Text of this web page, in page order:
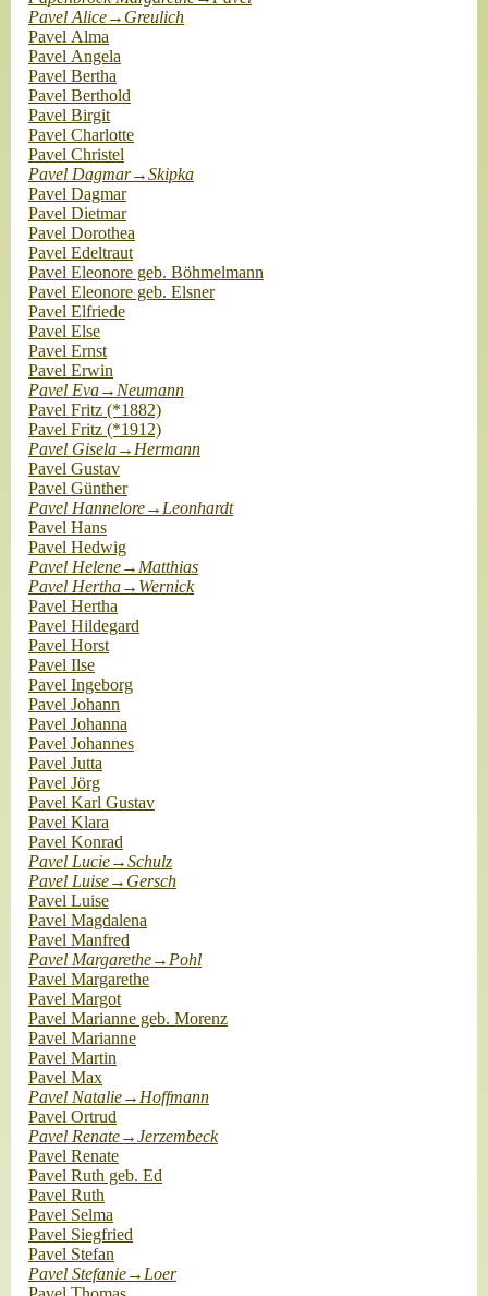
Pavel Alice→Greulich
Pavel Alma
Pavel Angela
Pavel Bertha
Pavel Berthold
Pavel Birgit
Pavel Charlotte
Pavel Christel
Pavel Dagmar→Skipka
Pavel Dagmar
Pavel Dietmar
Pavel Dorothea
Pavel Edeltraut
Pavel Eleonore geb. Böhmelmann
Pavel Eleonore geb. Elsner
Pavel Elfriede
Pavel Else
Pavel Ernst
Pavel Erwin
Pavel Eva→Neumann
Pavel Fritz (*1882)
Pavel Fritz (*1912)
Pavel Gisela→Hermann
Pavel Gustav
Pavel Günther
Pavel Hannelore→Leonhardt
Pavel Hans
Pavel Hedwig
Pavel Helene→Matthias
Pavel Hertha→Wernick
Pavel Hertha
Pavel Hildegard
Pavel Horst
Pavel Ilse
Pavel Ingeborg
Pavel Johann
Pavel Johanna
Pavel Johannes
Pavel Jutta
Pavel Jörg
Pavel Karl Gustav
Pavel Klara
Pavel Konrad
Pavel Lucie→Schulz
Pavel Luise→Gersch
Pavel Luise
Pavel Magdalena
Pavel Manfred
Pavel Margarethe→Pohl
Pavel Margarethe
Pavel Margot
Pavel Marianne geb. Morenz
Pavel Marianne
Pavel Martin
Pavel Max
Pavel Natalie→Hoffmann
Pavel Ortrud
Pavel Renate→Jerzembeck
Pavel Renate
Pavel Ruth geb. Ed
Pavel Ruth
Pavel Selma
Pavel Siegfried
Pavel Stefan
Pavel Stefanie→Loer